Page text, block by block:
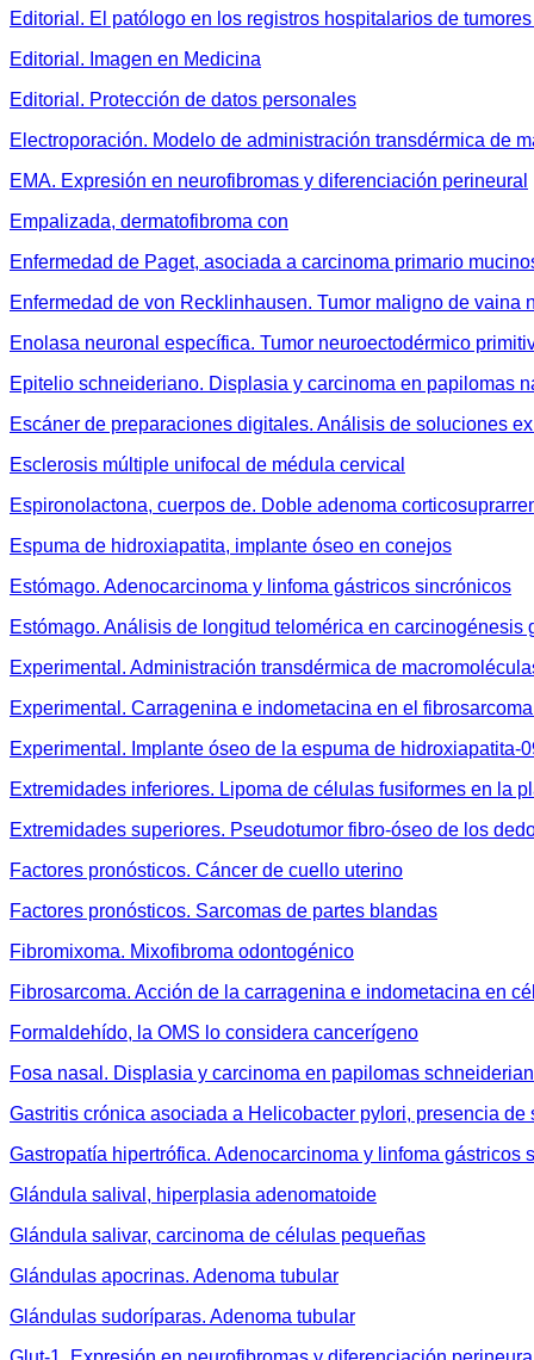
Editorial. El patólogo en los registros hospitalarios de
Editorial. Imagen en Medicina
Editorial. Protección de datos personales
Electroporación. Modelo de administración transdérmica de
EMA. Expresión en neurofibromas y diferenciación perineural
Empalizada, dermatofibroma con
Enfermedad de Paget, asociada a carcinoma primario
Enfermedad de von Recklinhausen. Tumor maligno de vaina
Enolasa neuronal específica. Tumor neuroectodérmico
Epitelio schneideriano. Displasia y carcinoma en papilomas
Escáner de preparaciones digitales. Análisis de soluciones
Esclerosis múltiple unifocal de médula cervical
Espironolactona, cuerpos de. Doble adenoma
Espuma de hidroxiapatita, implante óseo en conejos
Estómago. Adenocarcinoma y linfoma gástricos sincrónicos
Estómago. Análisis de longitud telomérica en carcinogénesis
Experimental. Administración transdérmica de
Experimental. Carragenina e indometacina en el
Experimental. Implante óseo de la espuma de hidroxiapatita-
Extremidades inferiores. Lipoma de células fusiformes en la
Extremidades superiores. Pseudotumor fibro-óseo de los
Factores pronósticos. Cáncer de cuello uterino
Factores pronósticos. Sarcomas de partes blandas
Fibromixoma. Mixofibroma odontogénico
Fibrosarcoma. Acción de la carragenina e indometacina en
Formaldehído, la OMS lo considera cancerígeno
Fosa nasal. Displasia y carcinoma en papilomas
Gastritis crónica asociada a Helicobacter pylori, presencia de
Gastropatía hipertrófica. Adenocarcinoma y linfoma gástricos
Glándula salival, hiperplasia adenomatoide
Glándula salivar, carcinoma de células pequeñas
Glándulas apocrinas. Adenoma tubular
Glándulas sudoríparas. Adenoma tubular